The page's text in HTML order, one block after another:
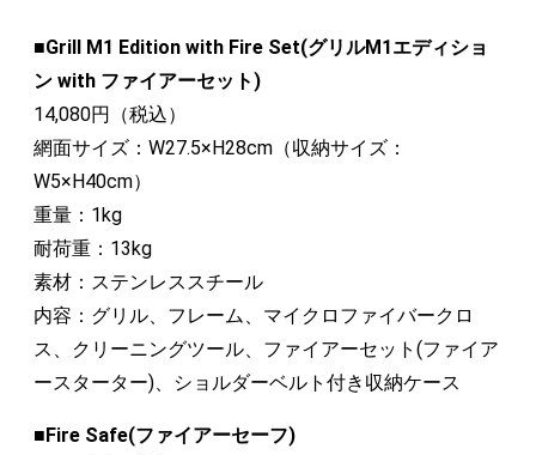
■Grill M1 Edition with Fire Set(グリルM1エディショ
ン with ファイアーセット)
14,080円（税込）
網面サイズ：W27.5×H28cm（収納サイズ：
W5×H40cm）
重量：1kg
耐荷重：13kg
素材：ステンレススチール
内容：グリル、フレーム、マイクロファイバークロ
ス、クリーニングツール、ファイアーセット(ファイア
ースターター)、ショルダーベルト付き収納ケース
■Fire Safe(ファイアーセーフ)